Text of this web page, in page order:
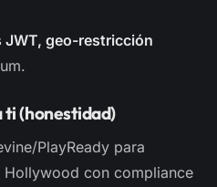
JWT, geo-restricción
ti (honestidad)
PlayReady para
con compliance